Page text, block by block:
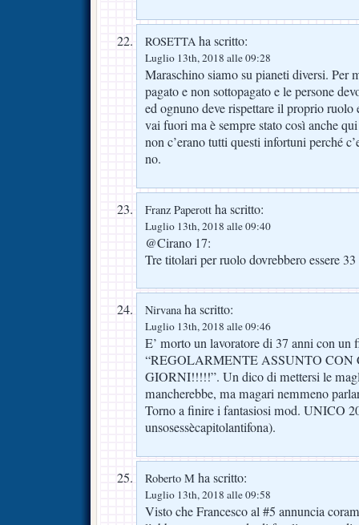
ROSETTA ha scritto:
Luglio 13th, 2018 alle 09:28
Maraschino siamo su pianeti diversi. Per
pagato e non sottopagato e le persone
ed ognuno deve rispettare il proprio
vai fuori ma è sempre stato così anche
non c’erano tutti questi infortuni perché
no.
Franz Paperott ha scritto:
Luglio 13th, 2018 alle 09:40
@Cirano 17:
Tre titolari per ruolo dovrebbero essere
Nirvanaha scritto:
Luglio 13th, 2018 alle 09:46
E’ morto un lavoratore di 37 anni con un
“REGOLARMENTE ASSUNTO
GIORNI!!!!!”. Un dico di mettersi le
mancherebbe, ma magari nemmeno
Torno a finire i fantasiosi mod. UNICO
unsosessècapitolantifona).
Roberto M ha scritto:
Luglio 13th, 2018 alle 09:58
Visto che Francesco al #5 annuncia